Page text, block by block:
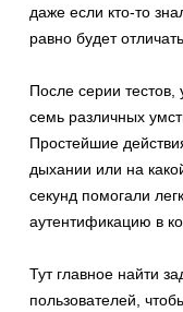
даже если кто-то
равно будет
После серии тестов,
семь различных
Простейшие
дыхании или на
секунд помогали
аутентификацию в
Тут главное найти
пользователей,